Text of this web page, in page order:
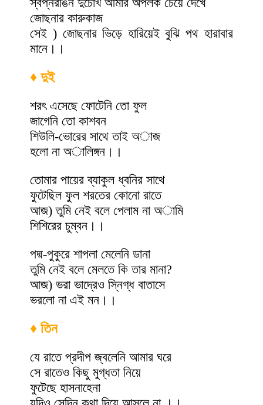
জোছনার কারুকাজ
সেই ) জোছনার ভিড়ে হারিয়েই বুঝি পথ হারাবার
মানে।।
♦ দুই
শরৎ এসেছে ফোটেনি তো ফুল
জাগেনি তো কাশবন
শিউলি-ভোরের সাথে তাই অাজ
হলো না অালিঙ্গন।।
তোমার পায়ের ব্যাকুল ধ্বনির সাথে
ফুটেছিল ফুল শরতের কোনো রাতে
আজ) তুমি নেই বলে পেলাম না অামি
শিশিরের চুম্বন।।
পদ্ম-পুকুরে শাপলা মেলেনি ডানা
তুমি নেই বলে মেলতে কি তার মানা?
আজ) ভরা ভাদ্রেও স্নিগ্ধ বাতাসে
ভরলো না এই মন।।
♦ তিন
যে রাতে প্রদীপ জ্বলেনি আমার ঘরে
সে রাতেও কিছু মুগ্ধতা নিয়ে
ফুটেছে হাসনাহেনা